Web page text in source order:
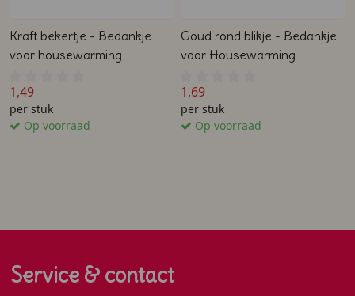
Kraft bekertje - Bedankje
voor housewarming
1,49
per stuk
Op voorraad
Goud rond blikje - Bedankje
voor Housewarming
1,69
per stuk
Op voorraad
Service & contact